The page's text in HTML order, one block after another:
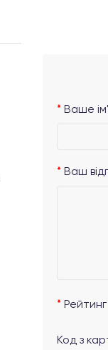
Ваше
Ваш
Рейтинг
Код з